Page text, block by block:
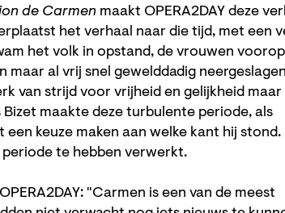
de Carmen maakt OPERA2DAY deze
het verhaal naar die tijd, met een
het volk in opstand, de vrouwen
al vrij snel gewelddadig
van strijd voor vrijheid en gelijkheid maar
maakte deze turbulente periode, als
keuze maken aan welke kant hij stond.
te hebben verwerkt.
"Carmen is een van de meest